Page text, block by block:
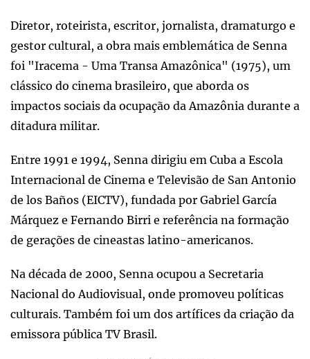
Diretor, roteirista, escritor, jornalista, dramaturgo e
gestor cultural, a obra mais emblemática de Senna
foi "Iracema - Uma Transa Amazônica" (1975), um
clássico do cinema brasileiro, que aborda os
impactos sociais da ocupação da Amazônia durante a
ditadura militar.
Entre 1991 e 1994, Senna dirigiu em Cuba a Escola
Internacional de Cinema e Televisão de San Antonio
de los Baños (EICTV), fundada por Gabriel García
Márquez e Fernando Birri e referência na formação
de gerações de cineastas latino-americanos.
Na década de 2000, Senna ocupou a Secretaria
Nacional do Audiovisual, onde promoveu políticas
culturais. Também foi um dos artífices da criação da
emissora pública TV Brasil.